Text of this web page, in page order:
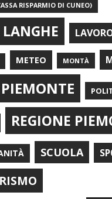
RISPARMIO DI CUNEO)
LANGHE
METEO MONTÀ
PIEMONTE
REGIONE
SCUOLA